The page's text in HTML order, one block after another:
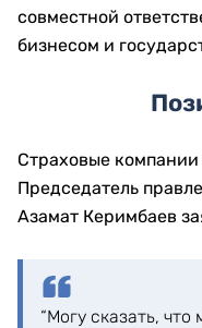
совместной
бизнесом и
Страховые
Председатель
Азамат Керимбаев
“Могу сказать,